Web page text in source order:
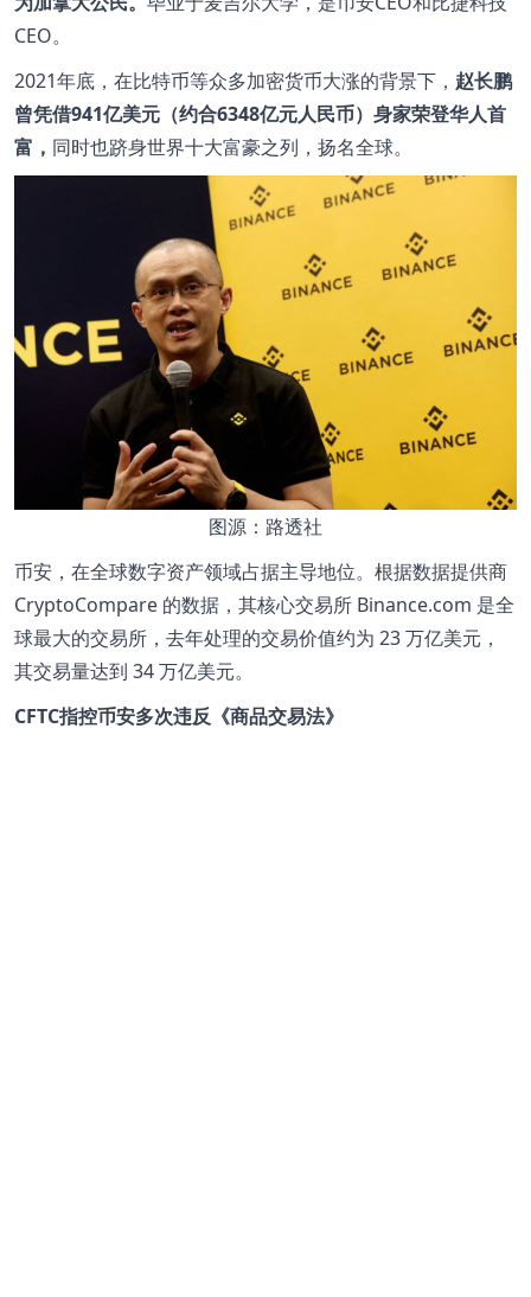
CEO。
2021年底，在比特币等众多加密货币大涨的背景下， 赵长鹏
曾凭借941亿美元（约合6348亿元人民币）身家荣登华人首
富， 同时也跻身世界十大富豪之列，扬名全球。
图源：路透社
币安，在全球数字资产领域占据主导地位。根据数据提供商
CryptoCompare 的数据，其核心交易所 Binance.com 是全
球最大的交易所，去年处理的交易价值约为 23 万亿美元，
其交易量达到 34 万亿美元。
CFTC指控币安多次违反《商品交易法》